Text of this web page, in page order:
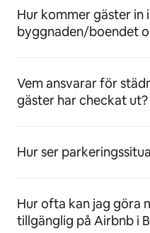
Hur kommer gäster in i
byggnaden/boendet
Vem ansvarar för
gäster har checkat ut?
Hur ser
Hur ofta kan jag göra
tillgänglig på Airbnb i